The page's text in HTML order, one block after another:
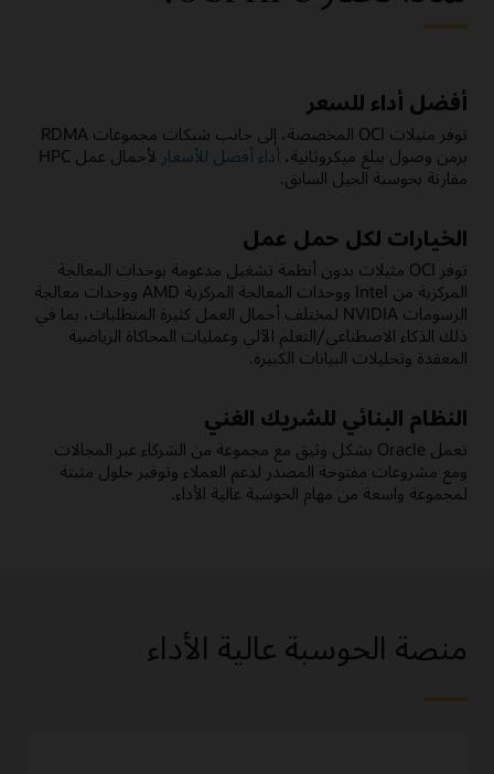
أفضل أداء للسعر
توفر مثيلات OCI المخصصة، إلى جانب شبكات مجموعات RDMA
بزمن وصول يبلغ ميكروثانية، أداء أفضل للأسعار
لأحمال عمل HPC
مقارنة بحوسبة الجيل السابق.
الخيارات لكل حمل عمل
توفر OCI مثيلات بدون أنظمة تشغيل مدعومة بوحدات المعالجة
المركزية من Intel ووحدات المعالجة المركزية AMD ووحدات معالجة
الرسومات NVIDIA لمختلف أحمال العمل كثيرة المتطلبات، بما في
ذلك الذكاء الاصطناعي/التعلم الآلي وعمليات المحاكاة الرياضية
المعقدة وتحليلات البيانات الكبيرة.
النظام البنائي للشريك الغني
تعمل Oracle بشكل وثيق مع مجموعة من الشركاء عبر المجالات
ومع مشروعات مفتوحة المصدر لدعم العملاء وتوفير حلول مثبتة
لمجموعة واسعة من مهام الحوسبة عالية الأداء.
منصة الحوسبة عالية الأداء